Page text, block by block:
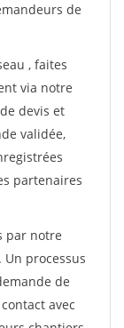
de
, faites
via notre
devis et
validée,
partenaires
par notre
processus
de
avec